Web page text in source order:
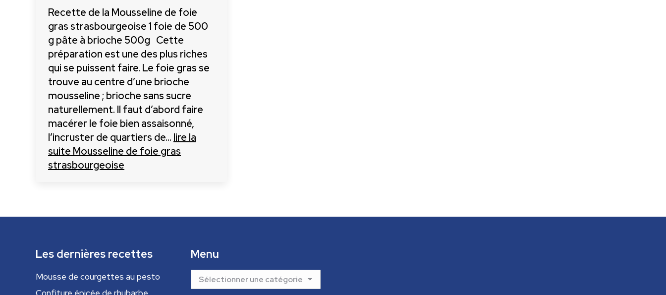
Recette de la Mousseline de foie
gras strasbourgeoise 1 foie de 500
g pâte à brioche 500g Cette
préparation est une des plus riches
qui se puissent faire. Le foie gras se
trouve au centre d’une brioche
mousseline ; brioche sans sucre
naturellement. Il faut d’abord faire
macérer le foie bien assaisonné,
l’incruster de quartiers de… lire la
suite Mousseline de foie gras
strasbourgeoise
Les dernières recettes
Mousse de courgettes au pesto
Menu
Menu